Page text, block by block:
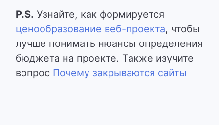
P.S. Узнайте, как формируется
ценообразование веб-проекта, чтобы
лучше понимать нюансы определения
бюджета на проекте. Также изучите
вопрос Почему закрываются сайты